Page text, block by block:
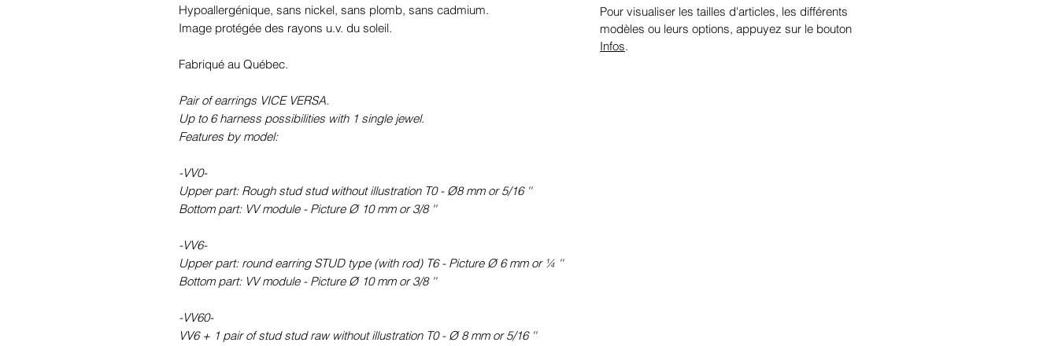
Hypoallergénique, sans nickel, sans plomb, sans cadmium.
Image protégée des rayons u.v. du soleil.
Fabriqué au Québec.
Pair of earrings VICE VERSA.
Up to 6 harness possibilities with 1 single jewel.
Features by model:
-VV0-
Upper part: Rough stud stud without illustration T0 - Ø8 mm or 5/16 ''
Bottom part: VV module - Picture Ø 10 mm or 3/8 ''
-VV6-
Upper part: round earring STUD type (with rod) T6 - Picture Ø 6 mm or ¼ ''
Bottom part: VV module - Picture Ø 10 mm or 3/8 ''
-VV60-
VV6 + 1 pair of stud stud raw without illustration T0 - Ø 8 mm or 5/16 ''
Pour visualiser les tailles d'articles, les différents
modèles ou leurs options, appuyez sur le bouton
Infos.